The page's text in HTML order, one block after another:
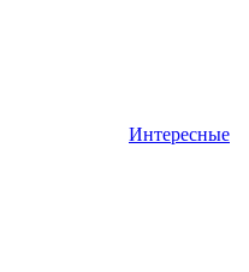
Интересные